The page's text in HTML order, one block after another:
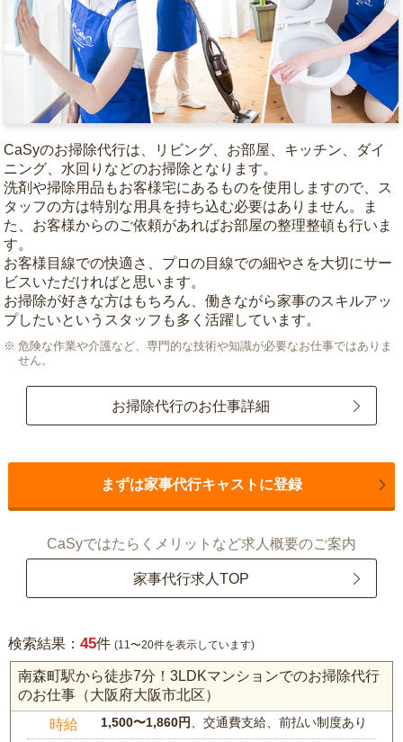
CaSyのお掃除代行は、リビング、お部屋、キッチン、ダイ
ニング、水回りなどのお掃除となります。
洗剤や掃除用品もお客様宅にあるものを使用しますので、ス
タッフの方は特別な用具を持ち込む必要はありません。ま
た、お客様からのご依頼があればお部屋の整理整頓も行いま
す。
お客様目線での快適さ、プロの目線での細やさを大切にサー
ビスいただければと思います。
お掃除が好きな方はもちろん、働きながら家事のスキルアッ
プしたいというスタッフも多く活躍しています。
危険な作業や介護など、専門的な技術や知識が必要なお仕事ではありま
せん。
お掃除代行のお仕事詳細
まずは家事代行キャストに登録
CaSyではたらくメリットなど求人概要のご案内
家事代行求人TOP
検索結果： 45件 (11〜20件を表示しています)
南森町駅から徒歩7分！3LDKマンションでのお掃除代行
のお仕事（大阪府大阪市北区）
時給 1,500〜1,860円、交通費支給、前払い制度あり